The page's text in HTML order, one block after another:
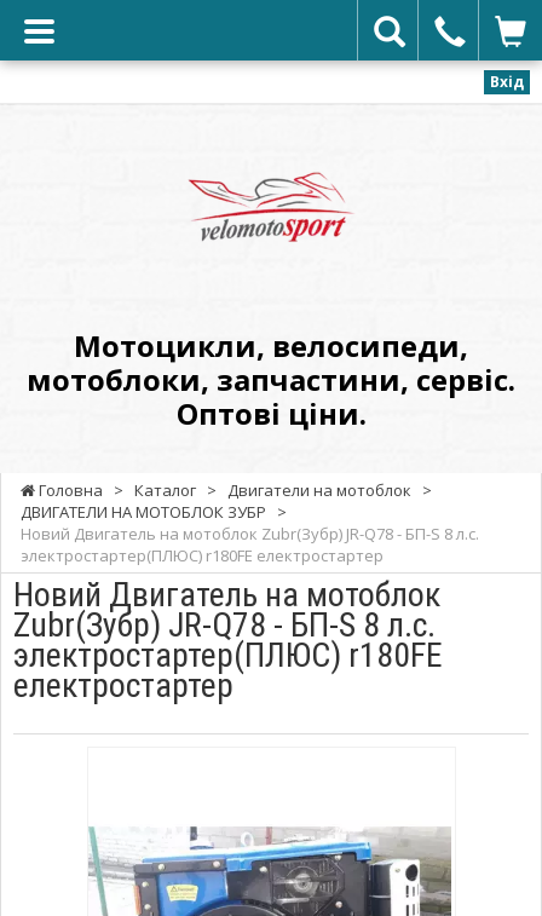
Вхід
Оптові
ціни.
Мотоцикли, велосипеди,
мотоблоки, запчастини, сервіс.
Оптові ціни.
Головна > Каталог > Двигатели на мотоблок
>
ДВИГАТЕЛИ НА МОТОБЛОК ЗУБР
>
Новий Двигатель на мотоблок Zubr(Зубр) JR-Q78 - БП-S 8 л.с.
электростартер(ПЛЮС) r180FE електростартер
Новий Двигатель на мотоблок
Zubr(Зубр) JR-Q78 - БП-S 8 л.с.
электростартер(ПЛЮС) r180FE
електростартер